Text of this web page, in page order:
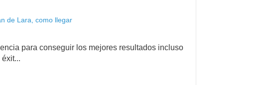
de Lara, como llegar
para conseguir los mejores resultados incluso